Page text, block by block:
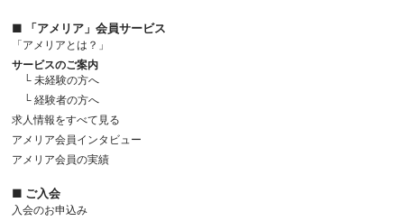
■ 「アメリア」会員サービス
「アメリアとは？」
サービスのご案内
└ 未経験の方へ
└ 経験者の方へ
求人情報をすべて見る
アメリア会員インタビュー
アメリア会員の実績
■ ご入会
入会のお申込み